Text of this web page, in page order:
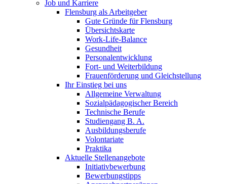
Job und Karriere
Flensburg als Arbeitgeber
Gute Gründe für Flensburg
Übersichtskarte
Work-Life-Balance
Gesundheit
Personalentwicklung
Fort- und Weiterbildung
Frauenförderung und Gleichstellung
Ihr Einstieg bei uns
Allgemeine Verwaltung
Sozialpädagogischer Bereich
Technische Berufe
Studiengang B. A.
Ausbildungsberufe
Volontariate
Praktika
Aktuelle Stellenangebote
Initiativbewerbung
Bewerbungstipps